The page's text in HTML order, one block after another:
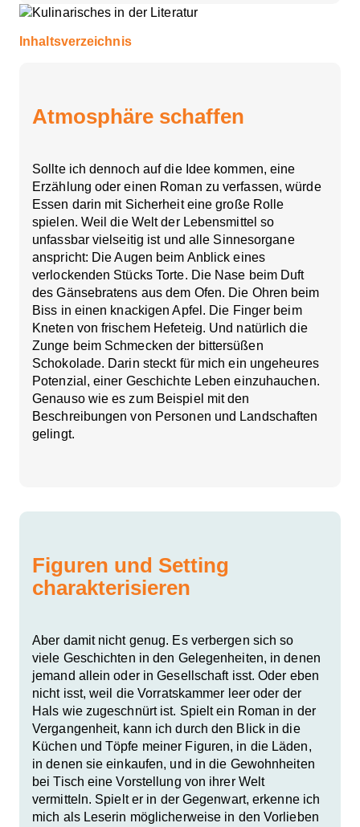
Inhaltsverzeichnis
Atmosphäre schaffen
Sollte ich dennoch auf die Idee kommen, eine
Erzählung oder einen Roman zu verfassen, würde
Essen darin mit Sicherheit eine große Rolle
spielen. Weil die Welt der Lebensmittel so
unfassbar vielseitig ist und alle Sinnesorgane
anspricht: Die Augen beim Anblick eines
verlockenden Stücks Torte. Die Nase beim Duft
des Gänsebratens aus dem Ofen. Die Ohren beim
Biss in einen knackigen Apfel. Die Finger beim
Kneten von frischem Hefeteig. Und natürlich die
Zunge beim Schmecken der bittersüßen
Schokolade. Darin steckt für mich ein ungeheures
Potenzial, einer Geschichte Leben einzuhauchen.
Genauso wie es zum Beispiel mit den
Beschreibungen von Personen und Landschaften
gelingt.
Figuren und Setting
charakterisieren
Aber damit nicht genug. Es verbergen sich so
viele Geschichten in den Gelegenheiten, in denen
jemand allein oder in Gesellschaft isst. Oder eben
nicht isst, weil die Vorratskammer leer oder der
Hals wie zugeschnürt ist. Spielt ein Roman in der
Vergangenheit, kann ich durch den Blick in die
Küchen und Töpfe meiner Figuren, in die Läden,
in denen sie einkaufen, und in die Gewohnheiten
bei Tisch eine Vorstellung von ihrer Welt
vermitteln. Spielt er in der Gegenwart, erkenne ich
mich als Leserin möglicherweise in den Vorlieben